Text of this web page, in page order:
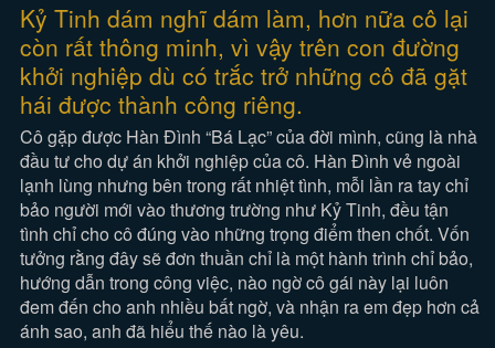
Kỷ Tinh dám nghĩ dám làm, hơn nữa cô lại
còn rất thông minh, vì vậy trên con đường
khởi nghiệp dù có trắc trở những cô đã gặt
hái được thành công riêng.
Cô gặp được Hàn Đình “Bá Lạc” của đời mình, cũng là nhà
đầu tư cho dự án khởi nghiệp của cô. Hàn Đình vẻ ngoài
lạnh lùng nhưng bên trong rất nhiệt tình, mỗi lần ra tay chỉ
bảo người mới vào thương trường như Kỷ Tinh, đều tận
tình chỉ cho cô đúng vào những trọng điểm then chốt. Vốn
tưởng rằng đây sẽ đơn thuần chỉ là một hành trình chỉ bảo,
hướng dẫn trong công việc, nào ngờ cô gái này lại luôn
đem đến cho anh nhiều bất ngờ, và nhận ra em đẹp hơn cả
ánh sao, anh đã hiểu thế nào là yêu.